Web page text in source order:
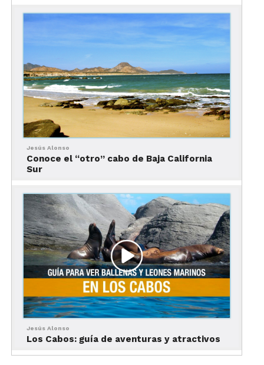
Jesús Alonso
Conoce el “otro” cabo de Baja California
Sur
Jesús Alonso
Los Cabos: guía de aventuras y atractivos